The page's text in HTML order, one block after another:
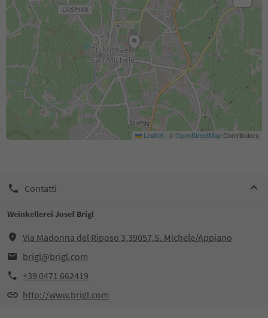
Leaflet | ©OpenStreetMapContributors
Contatti
Weinkellerei Josef Brigl
Via Madonna del Riposo 3,39057,S. Michele/Appiano
brigl@brigl.com
+39 0471 662419
http://www.brigl.com